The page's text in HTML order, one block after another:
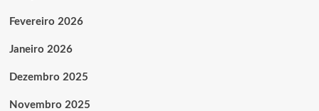
Fevereiro 2026
Janeiro 2026
Dezembro 2025
Novembro 2025